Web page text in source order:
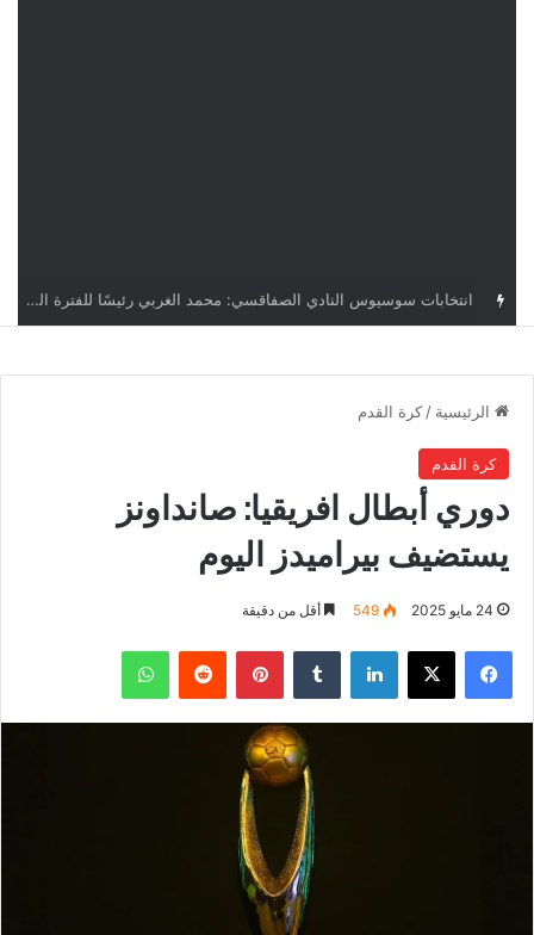
الرئيسية / كرة القدم
كرة القدم
دوري أبطال افريقيا: صانداونز
يستضيف بيراميدز اليوم
24 مايو 2025 549 أقل من دقيقة
فيسبوك ‫X لينكدإن بينتيريست واتساب